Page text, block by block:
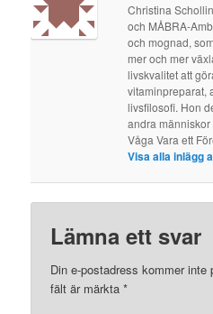
Christina
och MÅBRA-
och mognad,
mer och mer
livskvalitet att
vitaminpreparat,
livsfilosofi. Hon
andra
Våga Vara ett
Visa alla inlägg
Lämna ett svar
Din e-postadress kommer inte
fält är märkta*